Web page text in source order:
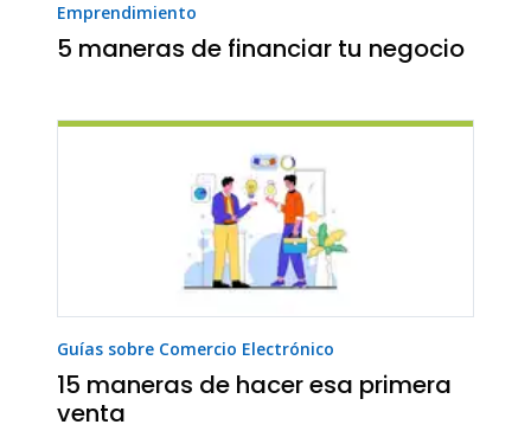
Emprendimiento
5 maneras de financiar tu negocio
Guías sobre Comercio Electrónico
15 maneras de hacer esa primera
venta